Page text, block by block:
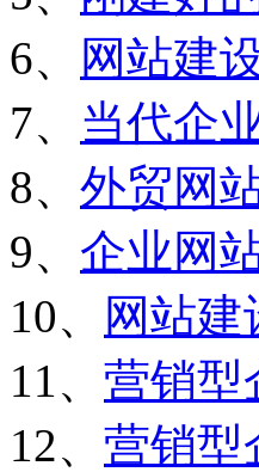
6、
网站建
7、 当代企
8、 外贸网
9、 企业网
10、
网站
11、 营销型
12、 营销型